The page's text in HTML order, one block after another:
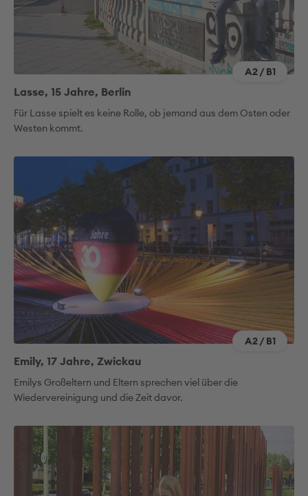
A2 / B1
Lasse, 15 Jahre, Berlin
Für Lasse spielt es keine Rolle, ob jemand aus dem Osten oder
Westen kommt.
A2 / B1
Emily, 17 Jahre, Zwickau
Emilys Großeltern und Eltern sprechen viel über die
Wiedervereinigung und die Zeit davor.